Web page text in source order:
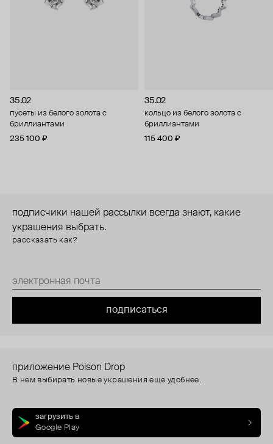
35.02
пусеты из белого золота с
бриллиантами
235 100 ₽
35.02
кольцо из белого золота с
бриллиантами
115 400 ₽
подписчики нашей рассылки всегда знают, какие
украшения выбрать.
рассказать как?
подписаться
приложение Poison Drop
В нем выбирать новые украшения еще удобнее.
загрузить в
Google Play